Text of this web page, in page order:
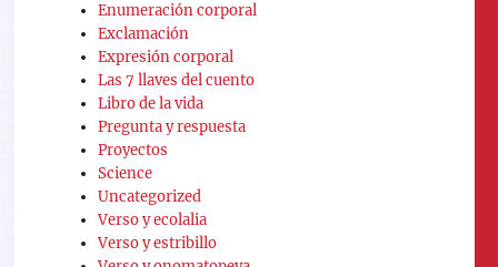
Enumeración corporal
Exclamación
Expresión corporal
Las 7 llaves del cuento
Libro de la vida
Pregunta y respuesta
Proyectos
Science
Uncategorized
Verso y ecolalia
Verso y estribillo